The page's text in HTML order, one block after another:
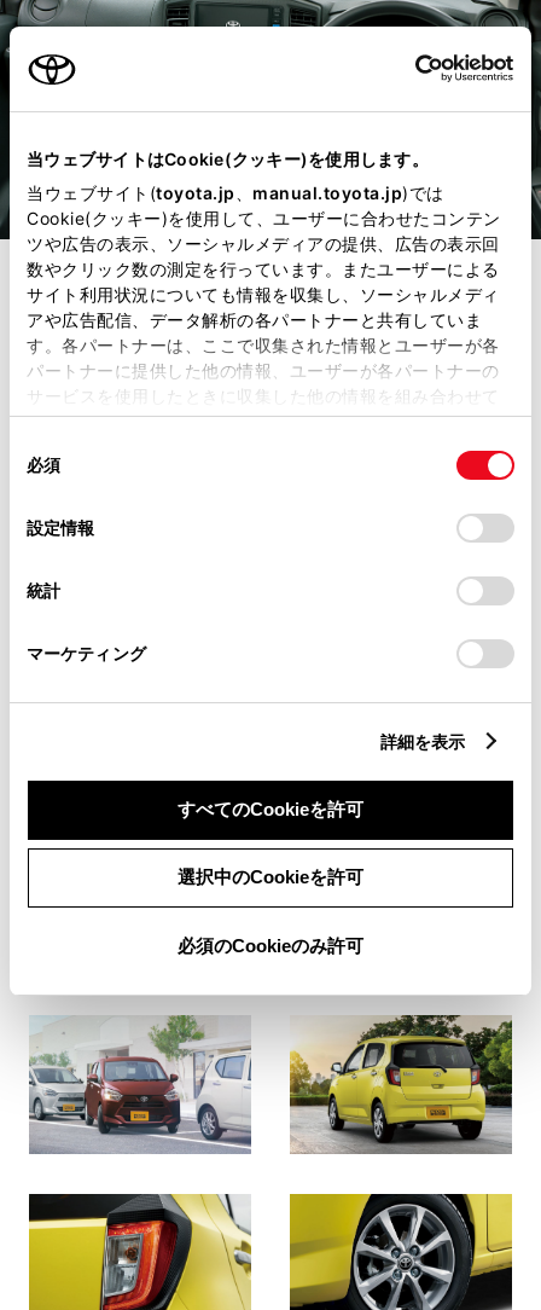
当ウェブサイトはCookie(クッキー)を使用します。
当ウェブサイト(toyota.jp manual.toyota.jp)では
Cookie(クッキー)を使用して、ユーザーに合わせたコンテン
ツや広告の表示、ソーシャルメディアの提供、広告の表示回
数やクリック数の測定を行っています。またユーザーによる
サイト利用状況についても情報を収集し、ソーシャルメディ
アや広告配信、データ解析の各パートナーと共有していま
す。各パートナーは、ここで収集された情報とユーザーが各
パートナーに提供した他の情報、ユーザーが各パートナーの
サービスを使用したときに収集した他の情報を組み合わせて
使用することがあります。当ウェブサイトの使用を続行する
デバイスにすべてのCookie(クッキー)が保存されることに同
意したことになります。Cookie(クッキー)のオプトアウト、
設定の変更、同意を撤回したりするにあたっては、当社の
「Cookie（クッキー）情報の取り扱いについて
」をご覧くだ
必須
設定情報
統計
マーケティング
詳細を表示
すべてのCookieを許可
選択中のCookieを許可
必須のCookieのみ許可
モノトーンインパネ
［L“SA Ⅲ”、B“SA Ⅲ”に標準装備］